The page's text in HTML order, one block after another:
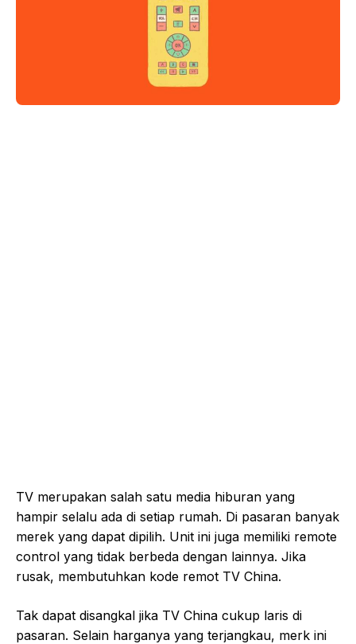
TV merupakan salah satu media hiburan yang
hampir selalu ada di setiap rumah. Di pasaran banyak
merek yang dapat dipilih. Unit ini juga memiliki remote
control yang tidak berbeda dengan lainnya. Jika
rusak, membutuhkan kode remot TV China.
Tak dapat disangkal jika TV China cukup laris di
pasaran. Selain harganya yang terjangkau, merk ini